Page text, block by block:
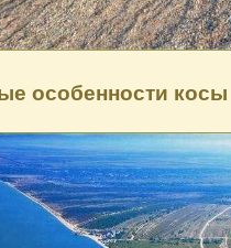
особенности косы